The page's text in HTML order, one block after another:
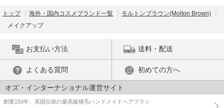
トップ 海外・国内コスメブランド一覧
モルトンブラウン(Molton Brown)
メイクアップ
お支払い方法 送料・配送
よくある質問 初めての方へ
オズ・インターナショナル運営サイト
創業150年、英国伝統の最高級猪毛ハンドメイドヘアブラシ